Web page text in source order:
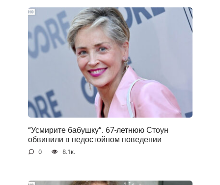
“Усмирите бабушку”. 67-летнюю Стоун
обвинили в недостойном поведении
0 8.1к.